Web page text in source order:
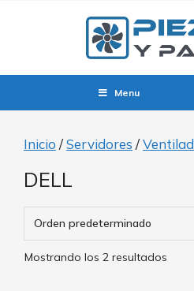
Menu
Inicio /Servidores /
DELL
Mostrando los 2 resultados